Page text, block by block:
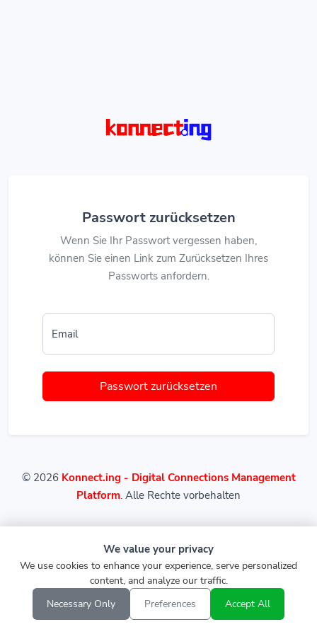
Passwort zurücksetzen
Wenn Sie Ihr Passwort vergessen haben,
können Sie einen Link zum Zurücksetzen Ihres
Passworts anfordern.
Email
Passwort zurücksetzen
© 2026 Konnect.ing - Digital Connections Management
Platform. Alle Rechte vorbehalten
We value your privacy
We use cookies to enhance your experience, serve personalized
content, and analyze our traffic.
Necessary Only
Preferences Accept All